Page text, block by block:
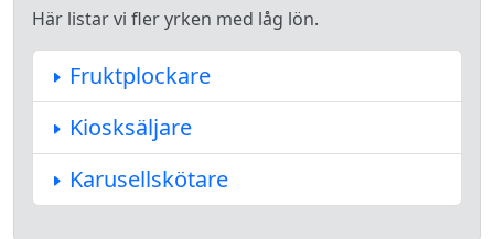
Här listar vi fler yrken med låg lön.
Fruktplockare
Kiosksäljare
Karusellskötare